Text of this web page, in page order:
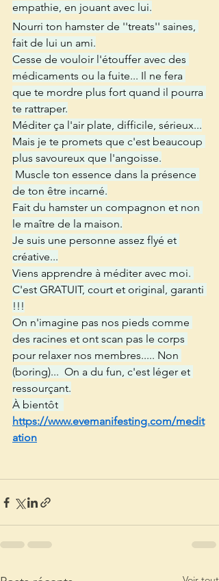
empathie, en jouant avec lui.
Nourri ton hamster de ''treats'' saines,
fait de lui un ami.
Cesse de vouloir l'étouffer avec des
médicaments ou la fuite... Il ne fera
que te mordre plus fort quand il pourra
te rattraper.
Méditer ça l'air plate, difficile, sérieux...
Mais je te promets que c'est beaucoup
plus savoureux que l'angoisse.
Muscle ton essence dans la présence
de ton être incarné.
Fait du hamster un compagnon et non
le maître de la maison.
Je suis une personne assez flyé et
créative...
Viens apprendre à méditer avec moi.
C'est GRATUIT, court et original, garanti
!!!
On n'imagine pas nos pieds comme
des racines et ont scan pas le corps
pour relaxer nos membres..... Non
(boring)...  On a du fun, c'est léger et
ressourçant.
À bientôt
https://www.evemanifesting.com/medit
ation